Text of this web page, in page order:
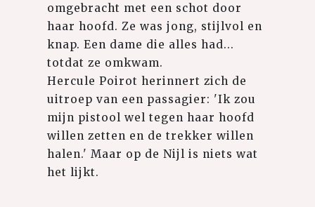
omgebracht met een schot door
haar hoofd. Ze was jong, stijlvol en
knap. Een dame die alles had...
totdat ze omkwam.
Hercule Poirot herinnert zich de
uitroep van een passagier: 'Ik zou
mijn pistool wel tegen haar hoofd
willen zetten en de trekker willen
halen.' Maar op de Nijl is niets wat
het lijkt.